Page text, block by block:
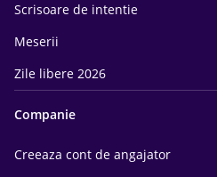
Scrisoare de intentie
Meserii
Zile libere 2026
Companie
Creeaza cont de angajator